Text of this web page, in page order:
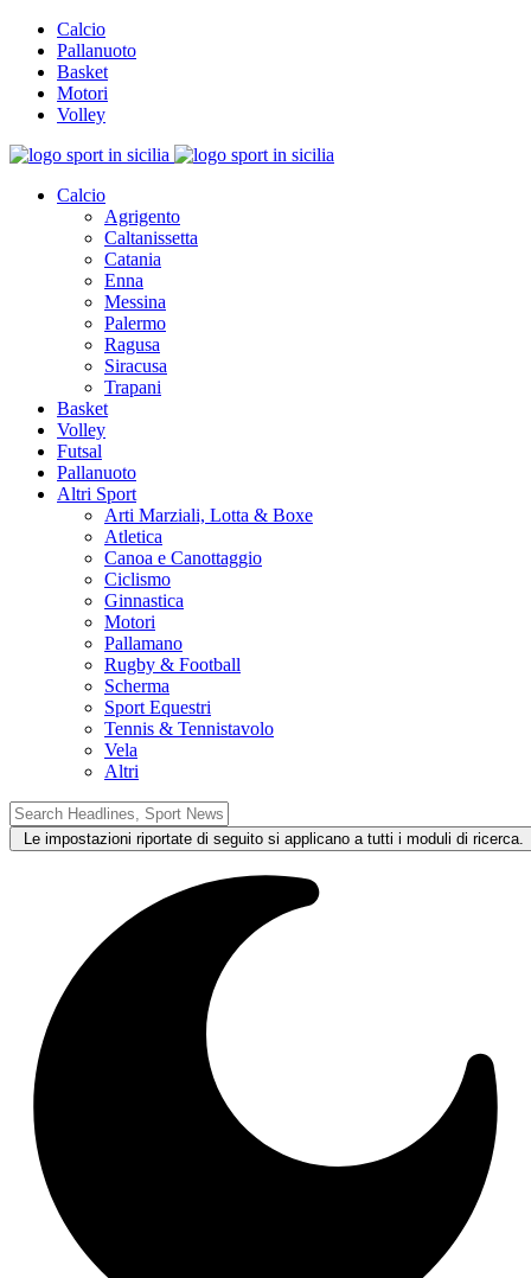
Calcio
Pallanuoto
Basket
Motori
Volley
Calcio
Agrigento
Caltanissetta
Catania
Enna
Messina
Palermo
Ragusa
Siracusa
Trapani
Basket
Volley
Futsal
Pallanuoto
Altri Sport
Arti Marziali, Lotta & Boxe
Atletica
Canoa e Canottaggio
Ciclismo
Ginnastica
Motori
Pallamano
Rugby & Football
Scherma
Sport Equestri
Tennis & Tennistavolo
Vela
Altri